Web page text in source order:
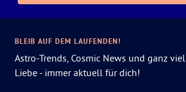
BLEIB AUF DEM LAUFENDEN!
Astro-Trends, Cosmic News und ganz viel
Liebe - immer aktuell für dich!